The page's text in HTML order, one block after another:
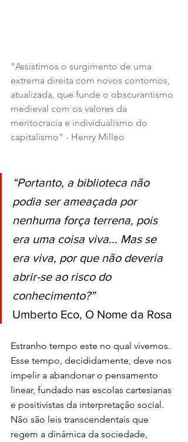
"Assistimos o surgimento de uma
extrema direita com novos contornos,
atualizada, que funde o obscurantismo
medieval com os valores da
meritocracia e individualismo do
capitalismo" - Henry Milleo
“Portanto, a biblioteca não
podia ser ameaçada por
nenhuma força terrena, pois
era uma coisa viva... Mas se
era viva, por que não deveria
abrir-se ao risco do
conhecimento?”
Umberto Eco, O Nome da Rosa
Estranho tempo este no qual vivemos.
Esse tempo, decididamente, deve nos
impelir a abandonar o pensamento
linear, fundado nas escolas cartesianas
e positivistas da interpretação social.
Não são leis transcendentais que
regem a dinâmica da sociedade,